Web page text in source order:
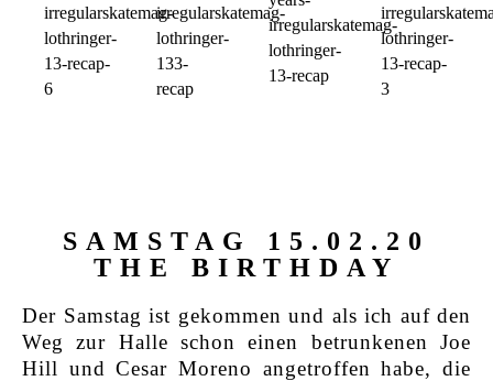
SAMSTAG 15.02.20
THE BIRTHDAY
Der Samstag ist gekommen und als ich auf den
Weg zur Halle schon einen betrunkenen Joe
Hill und Cesar Moreno angetroffen habe, die